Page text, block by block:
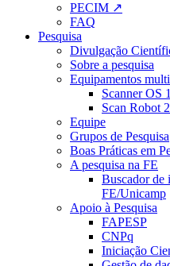
PECIM ↗
FAQ
Pesquisa
Divulgação
Sobre a pesquisa
Equipamentos
Scanner OS
Scan Robot
Equipe
Grupos de Pesquisa
Boas Práticas em
A pesquisa na FE
Buscador de
FE/Unicamp
Apoio à Pesquisa
FAPESP
CNPq
Iniciação